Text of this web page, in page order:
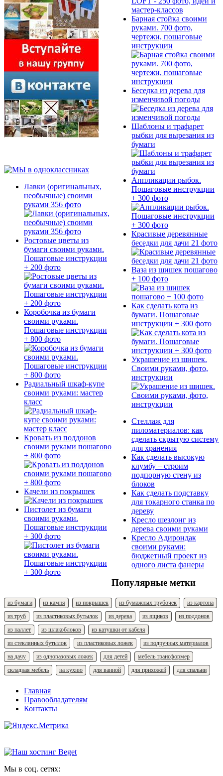
Лавки (оригинальных,
необычные) своими
руками 356 фото
Ростовые цветы из
бумаги своими руками.
Пошаговые инструкции
+ 200 фото
Коробочка из бумаги
своими руками.
Пошаговые инструкции
+ 800 фото
Радиальный шкаф-купе
своими руками: мастер
класс
Кровать из поддонов
своими руками пошагово
+ 800 фото
Качели из покрышек
Пистолет из бумаги
своими руками.
Пошаговые инструкции
+ 300 фото
Барная стойка своими
руками. 700 фото,
чертежи, пошаговые
инструкции
Беседка из дерева для
изменчивой погоды
Шаблоны и трафарет
рыбки для вырезания из
бумаги
Аппликации рыбок.
Пошаговые инструкции
+ 300 фото
Красивые деревянные
беседки для дачи 21 фото
Ваза из шишек пошагово
+ 100 фото
Как сделать кота из
бумаги. Пошаговые
инструкции + 300 фото
Украшение из шишек.
Своими руками, фото,
инструкции
Стеллаж для
пиломатериалов: как
сделать скрытую систему
для хранения
Как сделать высокую
клумбу – строим
подпорную стену из
блоков
Как сделать подставку
для токарного станка по
дереву
Кресло шезлонг из
дерева своими руками
Кресло Адирондак
своими руками:
бюджетный проект из
одного листа фанеры
Популярные метки
из бумаги из камня из покрышек из бумажных трубочек
из картона
из труб
из пластиковых бутылок из дерева из ящиков
из поддонов
из паллет
из шлакоблоков
из катушки от кабеля
из стеклянных бутылок
из пластиковых ложек
из подручных материалов
на дачу
из одноразовых ложек для детей
мебель трансформер
складная мебель
на кухню для ванной для прихожей для спальни
Главная
Правообладателям
Контакты
Мы в соц. сетях: